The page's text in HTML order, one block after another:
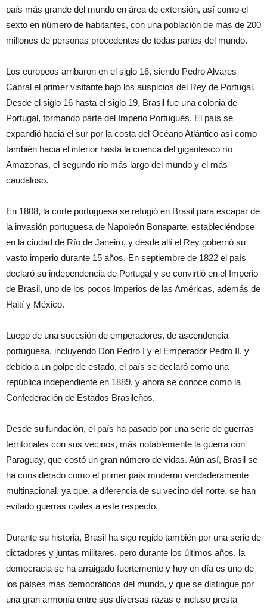
país más grande del mundo en área de extensión, así como el
sexto en número de habitantes, con una población de más de 200
millones de personas procedentes de todas partes del mundo.
Los europeos arribaron en el siglo 16, siendo Pedro Alvares
Cabral el primer visitante bajo los auspicios del Rey de Portugal.
Desde el siglo 16 hasta el siglo 19, Brasil fue una colonia de
Portugal, formando parte del Imperio Portugués. El país se
expandió hacia el sur por la costa del Océano Atlántico así como
también hacia el interior hasta la cuenca del gigantesco río
Amazonas, el segundo río más largo del mundo y el más
caudaloso.
En 1808, la corte portuguesa se refugió en Brasil para escapar de
la invasión portuguesa de Napoleón Bonaparte, estableciéndose
en la ciudad de Río de Janeiro, y desde allí el Rey gobernó su
vasto imperio durante 15 años. En septiembre de 1822 el país
declaró su independencia de Portugal y se convirtió en el Imperio
de Brasil, uno de los pocos Imperios de las Américas, además de
Haití y México.
Luego de una sucesión de emperadores, de ascendencia
portuguesa, incluyendo Don Pedro I y el Emperador Pedro II, y
debido a un golpe de estado, el país se declaró como una
república independiente en 1889, y ahora se conoce como la
Confederación de Estados Brasileños.
Desde su fundación, el país ha pasado por una serie de guerras
territoriales con sus vecinos, más notablemente la guerra con
Paraguay, que costó un gran número de vidas. Aún así, Brasil se
ha considerado como el primer país moderno verdaderamente
multinacional, ya que, a diferencia de su vecino del norte, se han
evitado guerras civiles a este respecto.
Durante su historia, Brasil ha sigo regido también por una serie de
dictadores y juntas militares, pero durante los últimos años, la
democracia se ha arraigado fuertemente y hoy en día es uno de
los países más democráticos del mundo, y que se distingue por
una gran armonía entre sus diversas razas e incluso presta